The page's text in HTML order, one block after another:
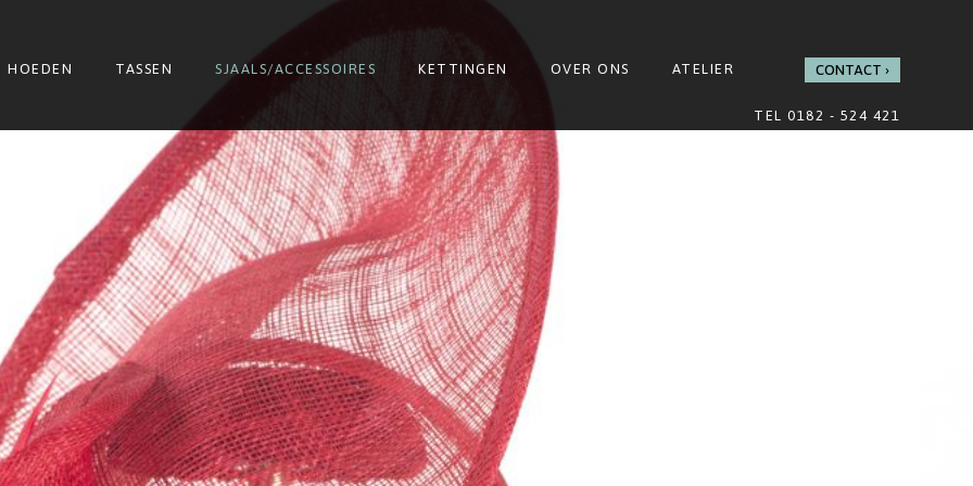
HOEDEN TASSEN SJAALS/ACCESSOIRES KETTINGEN OVER ONS ATELIER CONTACT
TEL 0182 - 524 421